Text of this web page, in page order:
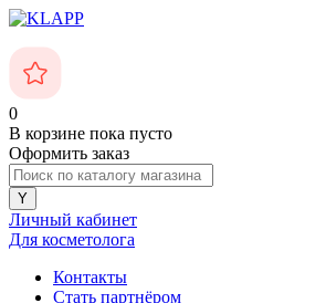
0
В корзине пока пусто
Оформить заказ
Личный кабинет
Для косметолога
Контакты
Стать партнёром